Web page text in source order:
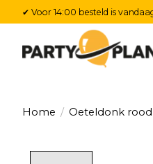
✔ Voor 14:00 besteld is
Home / Oeteldonk